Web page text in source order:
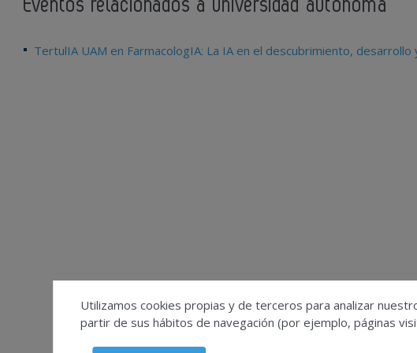
Eventos relacionados a universidad autónoma
TertulIA UAM en FarmacologIA: La IA en el descubrimiento,
Utilizamos cookies propias y de terceros para analizar
partir de sus hábitos de navegación (por ejemplo, páginas